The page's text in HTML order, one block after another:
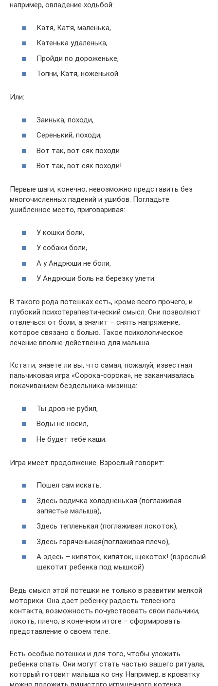
например, овладение ходьбой:
Катя, Катя, маленька,
Катенька удаленька,
Пройди по дороженьке,
Топни, Катя, ноженькой.
Или:
Заинька, походи,
Серенький, походи,
Вот так, вот сяк походи
Вот так, вот сяк походи!
Первые шаги, конечно, невозможно представить без
многочисленных падений и ушибов. Погладьте
ушибленное место, приговаривая:
У кошки боли,
У собаки боли,
А у Андрюши не боли,
У Андрюши боль на березку улети.
В такого рода потешках есть, кроме всего прочего, и
глубокий психотерапевтический смысл. Они позволяют
отвлечься от боли, а значит – снять напряжение,
которое связано с болью. Такое психологическое
лечение вполне действенно для малыша.
Кстати, знаете ли вы, что самая, пожалуй, известная
пальчиковая игра «Сорока-сорока», не заканчивалась
покачиванием бездельника-мизинца:
Ты дров не рубил,
Воды не носил,
Не будет тебе каши.
Игра имеет продолжение. Взрослый говорит:
Пошел сам искать:
Здесь водичка холодненькая (поглаживая
запястье малыша),
Здесь тепленькая (поглаживая локоток),
Здесь горяченькая(поглаживая плечо),
А здесь – кипяток, кипяток, щекоток! (взрослый
щекотит ребенка под мышкой)
Ведь смысл этой потешки не только в развитии мелкой
моторики. Она дает ребенку радость телесного
контакта, возможность почувствовать свои пальчики,
локоть, плечо, в конечном итоге – сформировать
представление о своем теле.
Есть особые потешки и для того, чтобы уложить
ребенка спать. Они могут стать частью вашего ритуала,
который готовит малыша ко сну. Например, в кроватку